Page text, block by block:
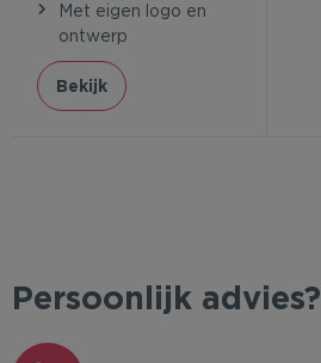
Met eigen logo en
ontwerp
Bekijk
Persoonlijk advies?